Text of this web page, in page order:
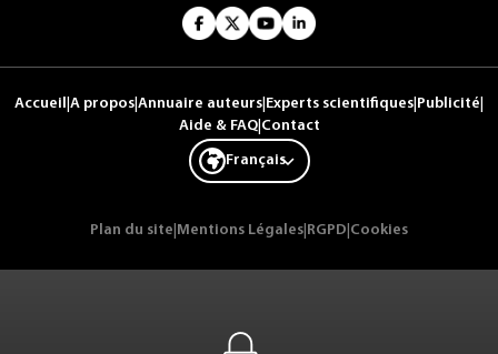
Accueil A propos Annuaire auteurs Experts scientifiques Publicité
Aide & FAQ| Contact
Français
Plan du site Mentions Légales RGPD Cookies